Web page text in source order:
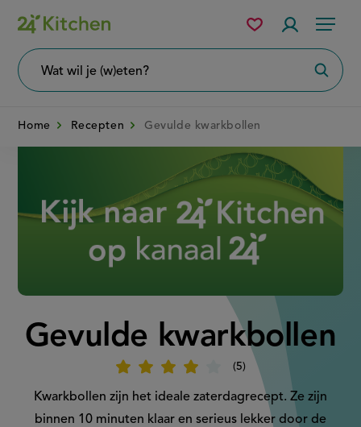
Overslaan
en
naar
Menu
wil
Mijn
bewaarde
Home Recepten Gevulde kwarkbollen
Gevulde kwarkbollen
5
Beoordeel
'Gevulde
kwarkbollen'
Kwarkbollen zijn het ideale zaterdagrecept. Ze zijn
binnen 10 minuten klaar en serieus lekker door de